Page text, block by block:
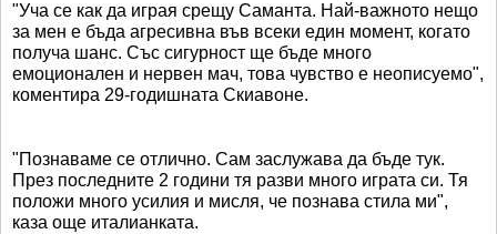
"Уча се как да играя срещу Саманта. Най-важното нещо
за мен е бъда агресивна във всеки един момент, когато
получа шанс. Със сигурност ще бъде много
емоционален и нервен мач, това чувство е неописуемо",
коментира 29-годишната Скиавоне.
"Познаваме се отлично. Сам заслужава да бъде тук.
През последните 2 години тя разви много играта си. Тя
положи много усилия и мисля, че познава стила ми",
каза още италианката.